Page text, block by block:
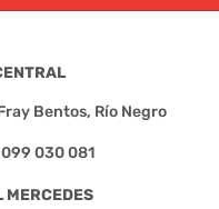
Bentos, Río Negro
030 081
MERCEDES